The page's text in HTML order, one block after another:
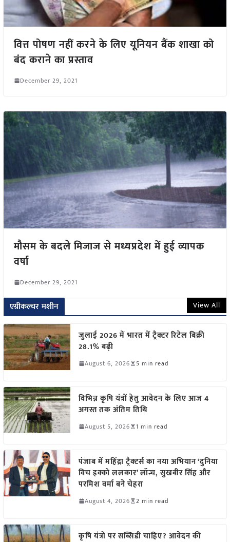
वित्त पोषण नहीं करने के लिए यूनियन बैंक शाखा को
बंद कराने का प्रस्ताव
December 29, 2021
मौसम के बदले मिजाज से मध्यप्रदेश में हुई व्यापक
वर्षा
December 29, 2021
एग्रीकल्चर मशीन View All
जुलाई 2026 में भारत में ट्रैक्टर रिटेल बिक्री
28.1% बढ़ी
August 6, 2026 5 min read
विभिन्न कृषि यंत्रों हेतु आवेदन के लिए आज 4
अगस्त तक अंतिम तिथि
August 5, 2026 1 min read
पंजाब में महिंद्रा ट्रैक्टर्स का नया अभियान ‘दुनिया
विच इक्को ललकार’ लॉन्च, सुखबीर सिंह और
परमिश वर्मा बने चेहरा
August 4, 2026 2 min read
कृषि यंत्रों पर सब्सिडी चाहिए? आवेदन की